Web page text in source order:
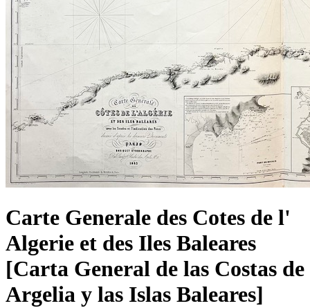
Carte Generale des Cotes de l'
Algerie et des Iles Baleares
[Carta General de las Costas de
Argelia y las Islas Baleares]